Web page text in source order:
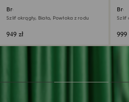
Bransoletka Matrix Tennis
Szlif okrągły, Biała, Powłoka z rodu
949 zł
Szlif
999